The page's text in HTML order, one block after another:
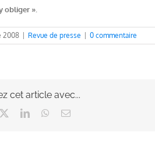
obliger ».
2008 Revue de presse 0 commentaire
cet article avec...
LinkedInWhatsApp
Email